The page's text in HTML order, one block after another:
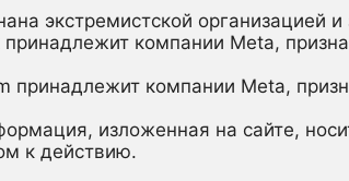
экстремистской организацией
компании Meta,
принадлежит компании Meta,
изложенная на сайте,
к действию.